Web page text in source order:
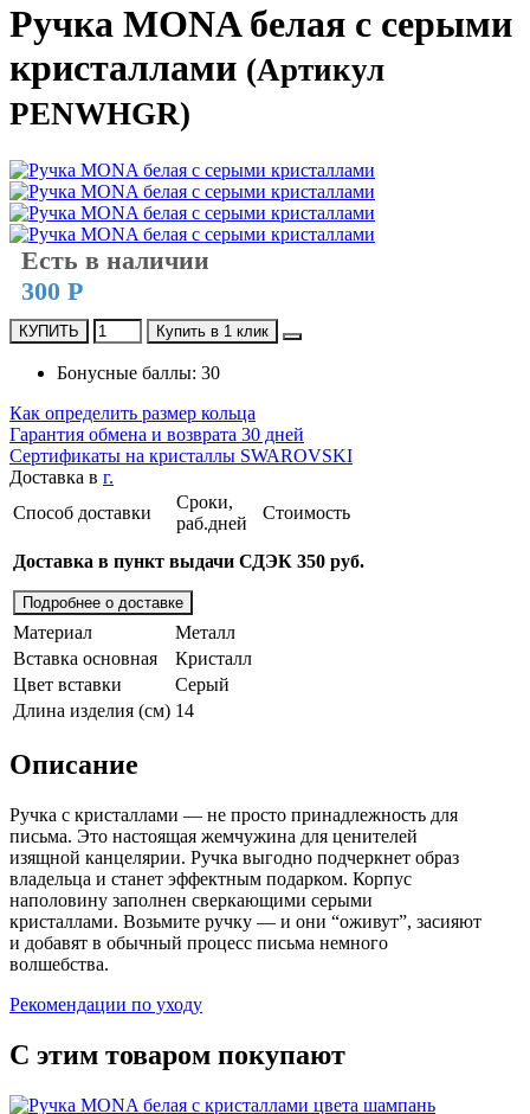
Ручка MONA белая с серыми
кристаллами (Артикул
PENWHGR)
Есть в наличии
300 Р
КУПИТЬ Купить в 1 клик
Бонусные баллы: 30
Как определить размер кольца
Гарантия обмена и возврата 30 дней
Сертификаты на кристаллы SWAROVSKI
Доставка в г.
Способ доставки
Сроки,
раб.дней
Стоимость
Доставка в пункт выдачи СДЭК 350 руб.
Подробнее о доставке
Материал
Металл
Вставка основная
Кристалл
Цвет вставки
Серый
Длина изделия (см) 14
Описание
Ручка с кристаллами — не просто принадлежность для
письма. Это настоящая жемчужина для ценителей
изящной канцелярии. Ручка выгодно подчеркнет образ
владельца и станет эффектным подарком. Корпус
наполовину заполнен сверкающими серыми
кристаллами. Возьмите ручку — и они “оживут”, засияют
и добавят в обычный процесс письма немного
волшебства.
Рекомендации по уходу
С этим товаром покупают